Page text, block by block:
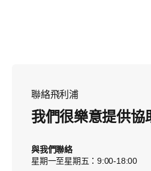
聯絡飛利浦
我們很樂意提供協
與我們聯絡
星期一至星期五：9:00-18:00